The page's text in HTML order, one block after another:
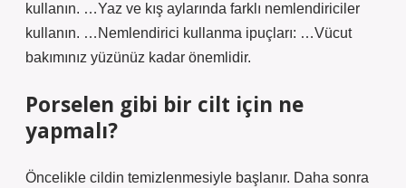
kullanın. …Yaz ve kış aylarında farklı nemlendiriciler
kullanın. …Nemlendirici kullanma ipuçları: …Vücut
bakımınız yüzünüz kadar önemlidir.
Porselen gibi bir cilt için ne
yapmalı?
Öncelikle cildin temizlenmesiyle başlanır. Daha sonra